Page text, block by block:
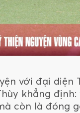
với đại diện
khẳng
còn là đóng